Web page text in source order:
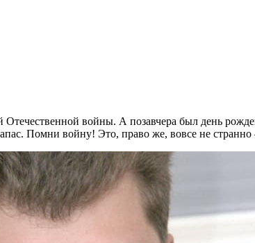
Отечественной войны. А позавчера был день
Помни войну! Это, право же, вовсе не странно